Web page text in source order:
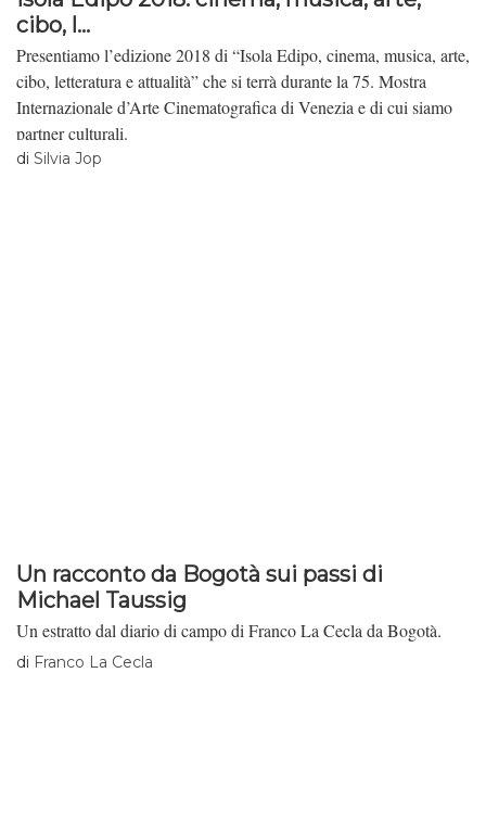
cibo, l...
Presentiamo l’edizione 2018 di “Isola Edipo, cinema, musica, arte,
cibo, letteratura e attualità” che si terrà durante la 75. Mostra
Internazionale d’Arte Cinematografica di Venezia e di cui siamo
partner culturali.
di Silvia Jop
Un racconto da Bogotà sui passi di
Michael Taussig
Un estratto dal diario di campo di Franco La Cecla da Bogotà.
di Franco La Cecla